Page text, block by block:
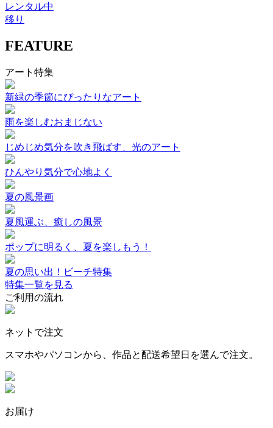
レンタル中
移り
FEATURE
アート特集
新緑の季節にぴったりなアート
雨を楽しむおまじない
じめじめ気分を吹き飛ばす、光のアート
ひんやり気分で心地よく
夏の風景画
夏風運ぶ、癒しの風景
ポップに明るく、夏を楽しもう！
夏の思い出！ビーチ特集
特集一覧を見る
ご利用の流れ
ネットで注文
スマホやパソコンから、作品と配送希望日を選んで注文。
お届け